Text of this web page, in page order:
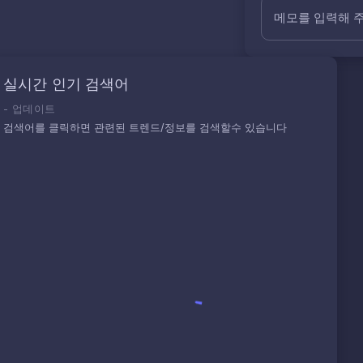
메모를 입력해
실시간 인기 검색어
- 업데이트
검색어를 클릭하면 관련된 트렌드/정보를 검색할수 있습니다